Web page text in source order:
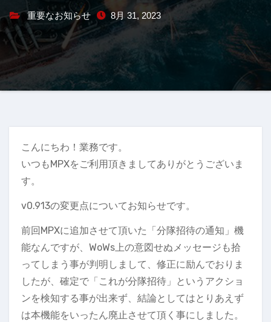
重要なお知らせ 8月 31, 2023
こんにちわ！業務です。
いつもMPXをご利用頂きましてありがとうございま
す。
v0.913の変更点についてお知らせです。
前回MPXに追加させて頂いた「分隊招待の通知」機
能なんですが、WoWs上の意図せぬメッセージも拾
ってしまう事が判明しまして、修正に励んでおりま
したが、確定で「これが分隊招待」というアクショ
ンを検知する事が出来ず、結論としてはとりあえず
は本機能をいったん廃止させて頂く事にしました。